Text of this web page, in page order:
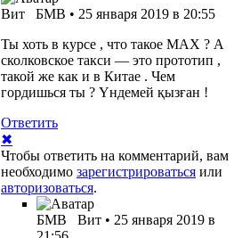
Вит БМВ • 25 января 2019 в 20:55
Ты хоть в курсе , что такое МАХ ? А
сколковское такси — это прототип ,
такой же как и в Китае . Чем
гордишься ты ? Үндемей қызған !
Ответить
✖
Чтобы ответить на комментарий, вам
необходимо зарегистрироваться или
авторизоваться.
БМВ Вит • 25 января 2019 в